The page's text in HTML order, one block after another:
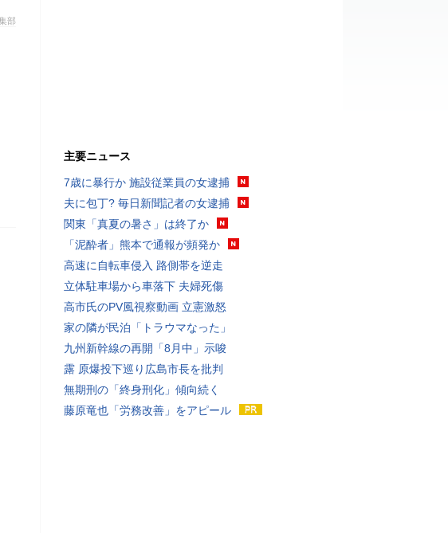
部
主要ニュース
7歳に暴行か 施設従業員の女逮捕
夫に包丁? 毎日新聞記者の女逮捕
関東「真夏の暑さ」は終了か
「泥酔者」熊本で通報が頻発か
高速に自転車侵入 路側帯を逆走
立体駐車場から車落下 夫婦死傷
高市氏のPV風視察動画 立憲激怒
家の隣が民泊「トラウマなった」
九州新幹線の再開「8月中」示唆
露 原爆投下巡り広島市長を批判
無期刑の「終身刑化」傾向続く
藤原竜也「労務改善」をアピール